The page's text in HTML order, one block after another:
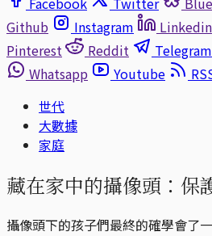
Github
Instagram Linkedin
Pinterest
Reddit Telegram
Whatsapp
Youtube
世代
大數據
家庭
藏在家中的攝像頭：保
攝像頭下的孩子們最終的確學會了